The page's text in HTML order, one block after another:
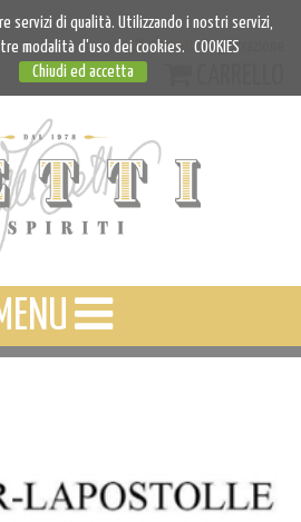
Accedi Registrazione
servizi di qualità. Utilizzando i nostri servizi,
modalità d'uso dei cookies. COOKIES
Chiudi ed accetta